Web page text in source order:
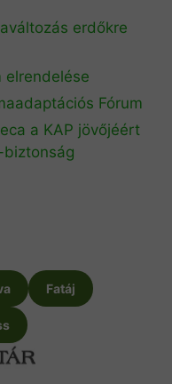
erdőkre
elrendelése
Fórum
a KAP jövőjéért
biztonság
Fatáj